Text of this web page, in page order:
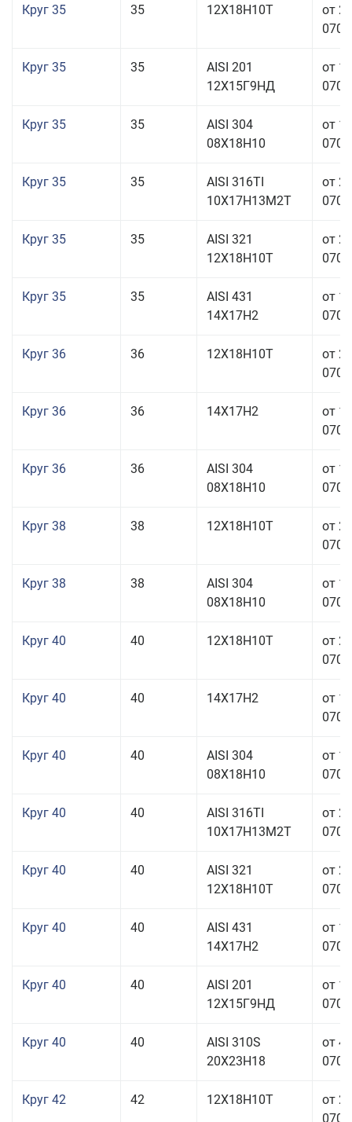
Круг 35 35 12Х18Н10Т
от
Круг 35 35
AISI 201
12Х15Г9НД
от
Круг 35 35
AISI 304
08Х18Н10
от
Круг 35 35
AISI 316TI
10Х17Н13М2Т
от
Круг 35 35
AISI 321
12Х18Н10Т
от
Круг 35 35
AISI 431
14Х17Н2
от
Круг 36 36 12Х18Н10Т
от
Круг 36 36 14Х17Н2
от
Круг 36 36
AISI 304
08Х18Н10
от
Круг 38 38 12Х18Н10Т
от
Круг 38 38
AISI 304
08Х18Н10
от
Круг 40 40 12Х18Н10Т
от
Круг 40 40 14Х17Н2
от
Круг 40 40
AISI 304
08Х18Н10
от
Круг 40 40
AISI 316TI
10Х17Н13М2Т
от
Круг 40 40
AISI 321
12Х18Н10Т
от
Круг 40 40
AISI 431
14Х17Н2
от
Круг 40 40
AISI 201
12Х15Г9НД
от
Круг 40 40
AISI 310S
20Х23Н18
от
Круг 42 42 12Х18Н10Т
от